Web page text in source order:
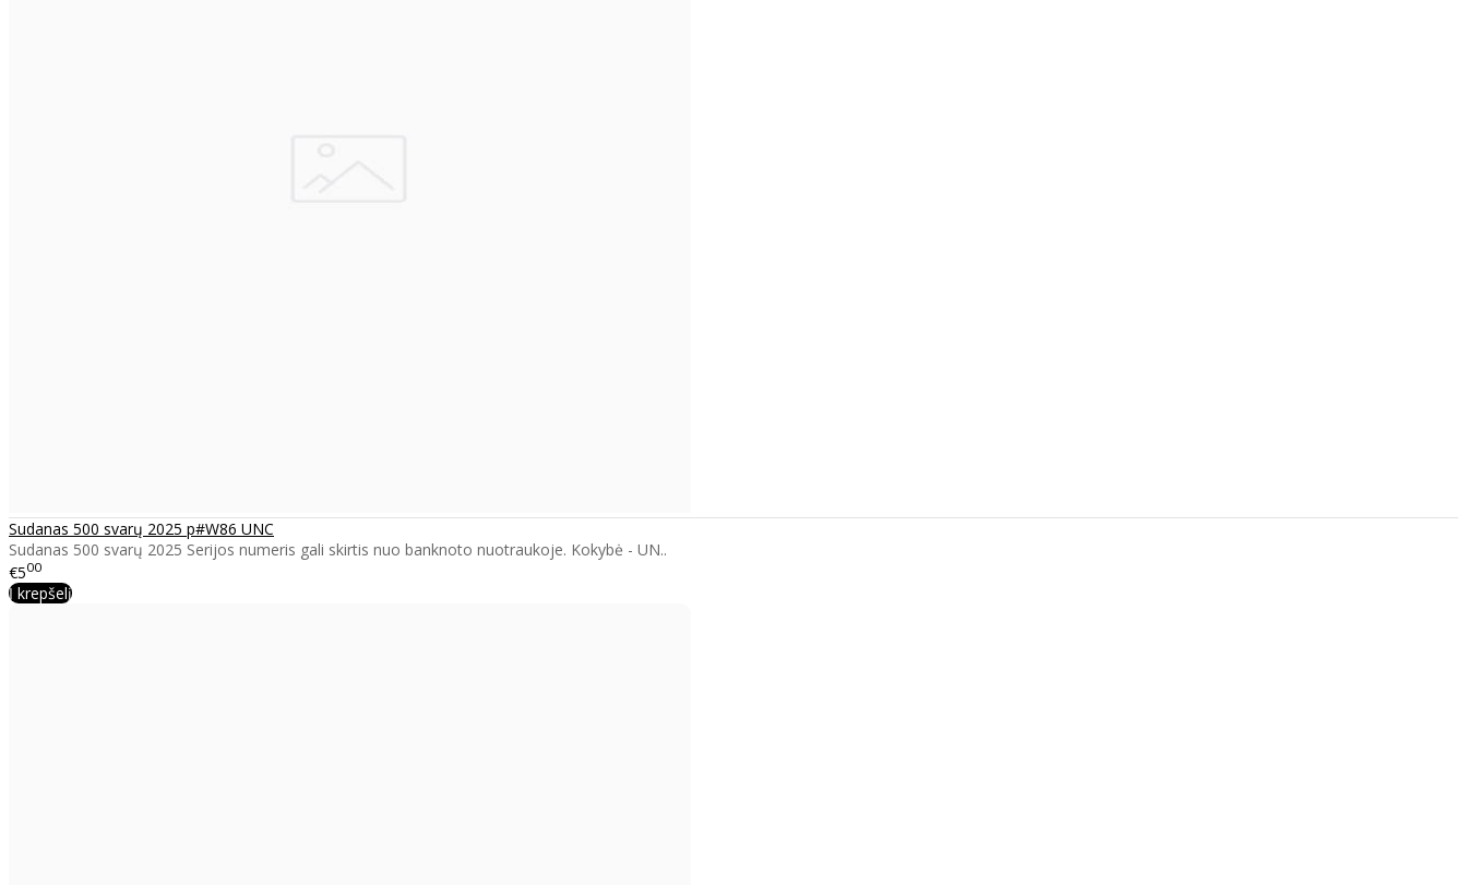
Sudanas 500 svarų 2025 p#W86 UNC
Sudanas 500 svarų 2025 Serijos numeris gali skirtis nuo banknoto nuotraukoje. Kokybė - UN..
€500
Į krepšelį